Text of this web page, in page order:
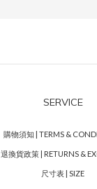
SERVICE
購物須知 | TERMS &
退換貨政策 | RETURNS &
尺寸表 | SIZE